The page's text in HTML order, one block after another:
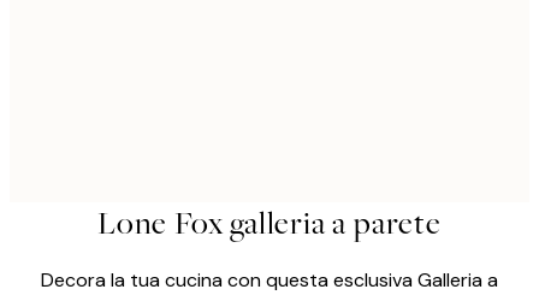
Lone Fox galleria a parete
Decora la tua cucina con questa esclusiva Galleria a